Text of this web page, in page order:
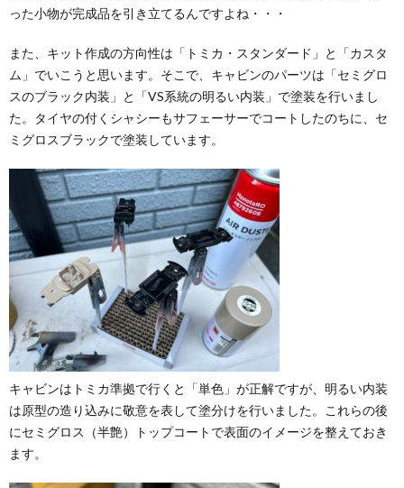
った小物が完成品を引き立てるんですよね・・・
また、キット作成の方向性は「トミカ・スタンダード」と「カスタ
ム」でいこうと思います。そこで、キャビンのパーツは「セミグロ
スのブラック内装」と「VS系統の明るい内装」で塗装を行いまし
た。タイヤの付くシャシーもサフェーサーでコートしたのちに、セ
ミグロスブラックで塗装しています。
キャビンはトミカ準拠で行くと「単色」が正解ですが、明るい内装
は原型の造り込みに敬意を表して塗分けを行いました。これらの後
にセミグロス（半艶）トップコートで表面のイメージを整えておき
ます。